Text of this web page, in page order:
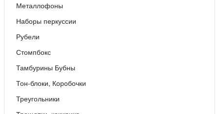
Металлофоны
Наборы перкуссии
Рубели
Стомпбокс
Тамбурины Бубны
Тон-блоки, Коробочки
Треугольники